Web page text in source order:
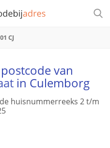
CJ
van
in Culemborg
huisnummerreeks 2 t/m